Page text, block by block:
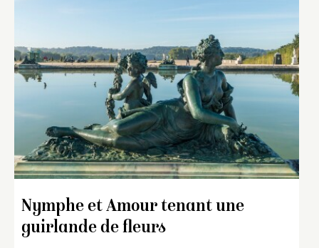
Nymphe et Amour tenant une
guirlande de fleurs